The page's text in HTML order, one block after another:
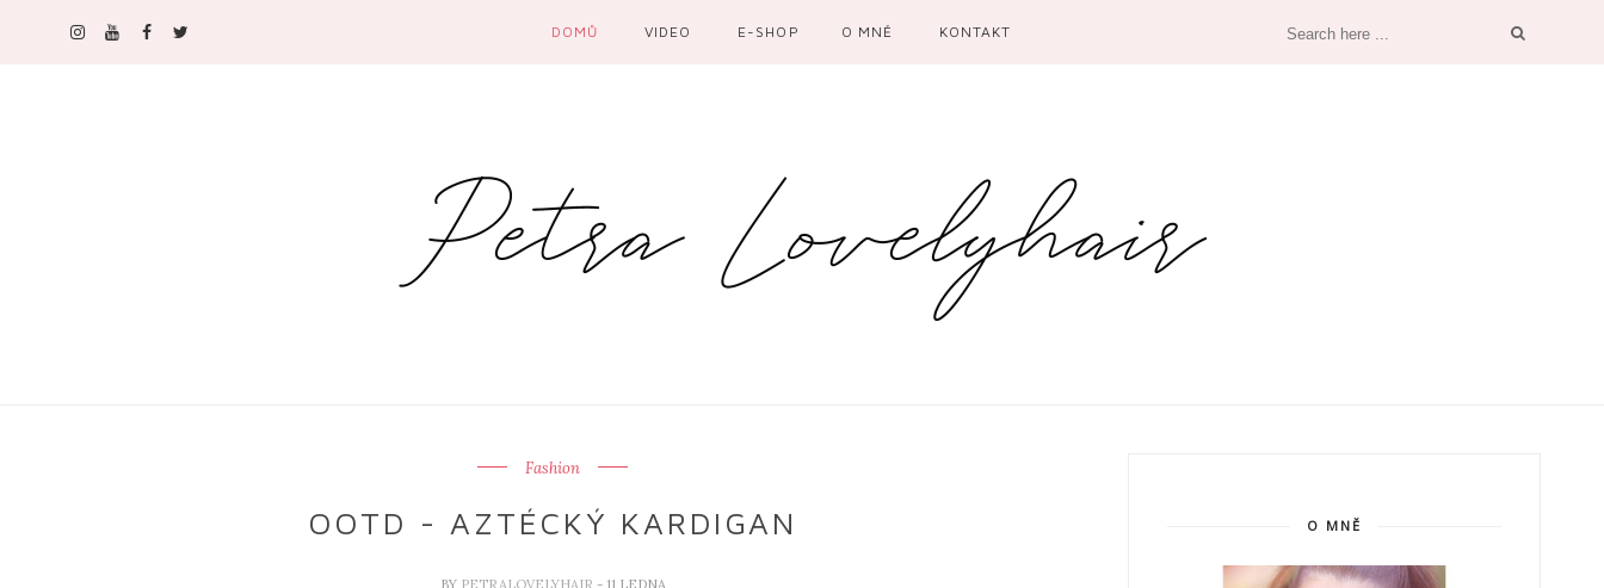
DOMŮ VIDEO E-SHOP O MNĚ KONTAKT
Fashion
OOTD - AZTÉCKÝ KARDIGAN
BY PETRALOVELYHAIR - 11 LEDNA
O MNĚ